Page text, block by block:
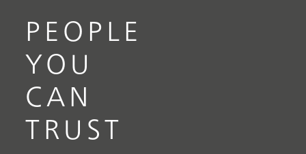
PEOPLE
YOU
CAN
TRUST